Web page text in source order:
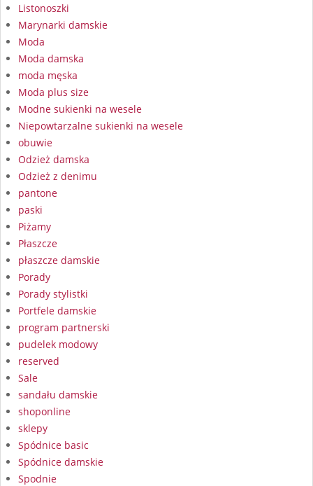
Listonoszki
Marynarki damskie
Moda
Moda damska
moda męska
Moda plus size
Modne sukienki na wesele
Niepowtarzalne sukienki na wesele
obuwie
Odzież damska
Odzież z denimu
pantone
paski
Piżamy
Płaszcze
płaszcze damskie
Porady
Porady stylistki
Portfele damskie
program partnerski
pudelek modowy
reserved
Sale
sandału damskie
shoponline
sklepy
Spódnice basic
Spódnice damskie
Spodnie